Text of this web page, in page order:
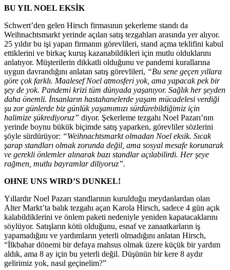
BU YIL NOEL EKSİK
Schwert’den gelen Hirsch firmasının şekerleme standı da
Weihnachtsmarkt yerinde açılan satış tezgahları arasında yer alıyor.
25 yıldır bu işi yapan firmanın görevlileri, stand açma teklifini kabul
ettiklerini ve birkaç kuruş kazanabildikleri için mutlu olduklarını
anlatıyor. Müşterilerin dikkatli olduğunu ve pandemi kurallarına
uygun davrandığını anlatan satış görevlileri, “Bu sene geçen yıllara
göre çok farklı. MaalesefNoel atmosferi yok, ama yapacak pek bir
şey de yok. Pandemi krizi tüm dünyada yaşanıyor. Sağlık her şeyden
daha önemli. İnsanların hastahanelerde yaşam mücadelesi verdiği
şu zor günlerde biz günlük yaşamımızı sürdürebildiğimiz için
halimize şükrediyoruz” diyor. Şekerleme tezgahı Noel Pazarı’nın
yerinde boynu bükük biçimde satış yaparken, görevliler sözlerini
şöyle sürdürüyor: “Weihnachtsmarkt olmadan Noel eksik. Sıcak
şarap standları olmak zorunda değil, ama sosyal mesafe korunarak
ve gerekli önlemler alınarakbazı standlar açılabilirdi. Her şeye
rağmen, mutlu bayramlar diliyoruz”.
OHNE UNS WIRD’S DUNKEL!
Yıllardır Noel Pazarı standlarının kurulduğu meydanlardan olan
Alter Markt’ta balık tezgahı açan Karola Hirsch, sadece 4 gün açık
kalabildiklerini ve önlem paketi nedeniyle yeniden kapatacaklarını
söylüyor. Satışların kötü olduğunu, esnaf ve zanaatkarların iş
yapamadığını ve yardımların yeterli olmadığını anlatan Hirsch,
“İlkbahar dönemi bir defaya mahsus olmak üzere küçük bir yardım
aldık, ama 8 ay için bu yeterli değil. Düşünün bir kere 8 aydır
gelirimiz yok, nasıl geçinelim?”